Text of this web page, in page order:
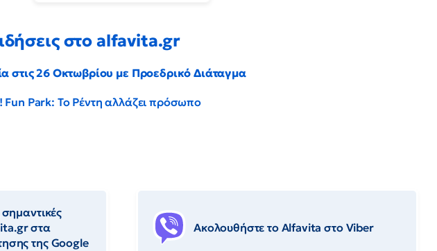
στο alfavita.gr
στις 26 Οκτωβρίου με Προεδρικό Διάταγμα
Fun Park: Το Ρέντη αλλάζει πρόσωπο
στα
της Google
Ακολουθήστε το Αlfavita στο Viber